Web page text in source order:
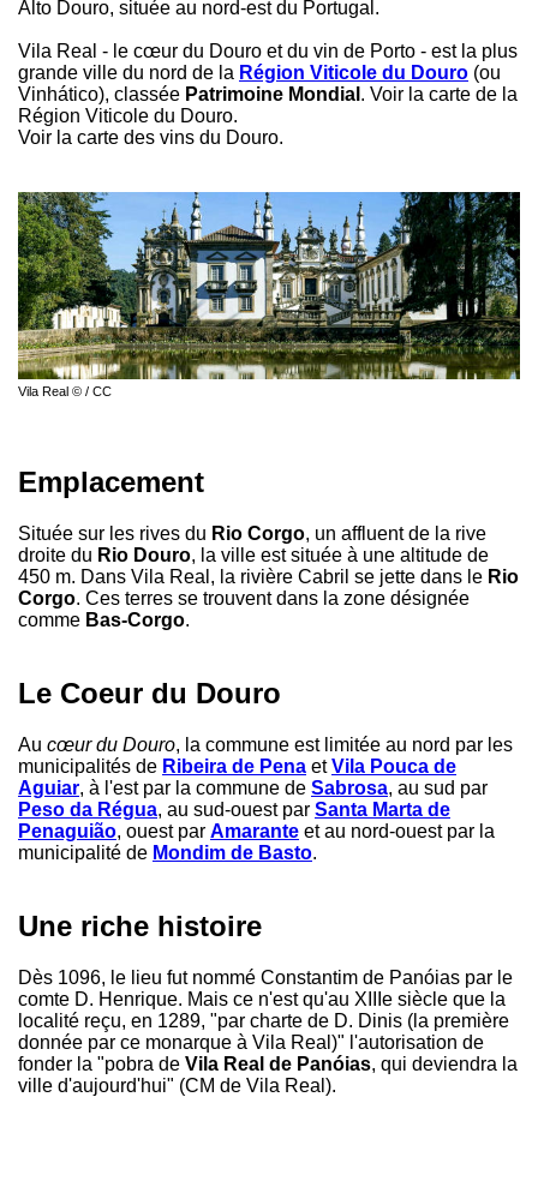
Alto Douro, située au nord-est du Portugal.
Vila Real - le cœur du Douro et du vin de Porto - est la plus
grande ville du nord de la Région Viticole du Douro (ou
Vinhático), classée Patrimoine Mondial . Voir la carte de la
Région Viticole du Douro.
Voir la carte des vins du Douro.
Vila Real © / CC
Emplacement
Située sur les rives du Rio Corgo, un affluent de la rive
droite du Rio Douro, la ville est située à une altitude de
450 m. Dans Vila Real, la rivière Cabril se jette dans le Rio
Corgo. Ces terres se trouvent dans la zone désignée
comme Bas-Corgo.
Le Coeur du Douro
Au cœur du Douro, la commune est limitée au nord par les
municipalités de Ribeira de Pena etVila Pouca de
Aguiar, à l'est par la commune de Sabrosa, au sud par
Peso da Régua, au sud-ouest par Santa Marta de
Penaguião, ouest par Amarante et au nord-ouest par la
municipalité de Mondim de Basto.
Une riche histoire
Dès 1096, le lieu fut nommé Constantim de Panóias par le
comte D. Henrique. Mais ce n'est qu'au XIIIe siècle que la
localité reçu, en 1289, "par charte de D. Dinis (la première
donnée par ce monarque à Vila Real)" l'autorisation de
fonder la "pobra de Vila Real de Panóias, qui deviendra la
ville d'aujourd'hui" (CM de Vila Real).